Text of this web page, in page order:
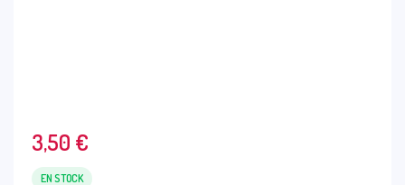
3,50 €
EN STOCK